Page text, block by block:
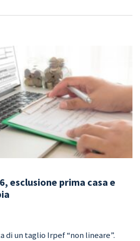
esclusione prima casa e
di un taglio Irpef “non lineare”.